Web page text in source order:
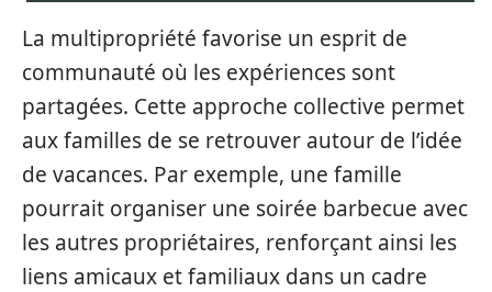
La multipropriété favorise un esprit de
communauté où les expériences sont
partagées. Cette approche collective permet
aux familles de se retrouver autour de l’idée
de vacances. Par exemple, une famille
pourrait organiser une soirée barbecue avec
les autres propriétaires, renforçant ainsi les
liens amicaux et familiaux dans un cadre